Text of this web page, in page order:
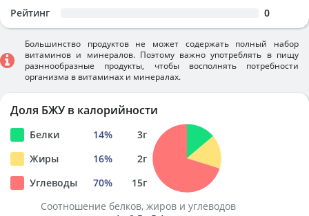
Рейтинг 0
Большинство продуктов не может содержать полный набор
витаминов и минералов. Поэтому важно употреблять в пищу
разннообразные продукты, чтобы восполнять потребности
организма в витаминах и минералах.
Доля БЖУ в калорийности
Белки 14% 3г
Жиры
16% 2г
Углеводы
70% 15г
Соотношение белков, жиров и углеводов